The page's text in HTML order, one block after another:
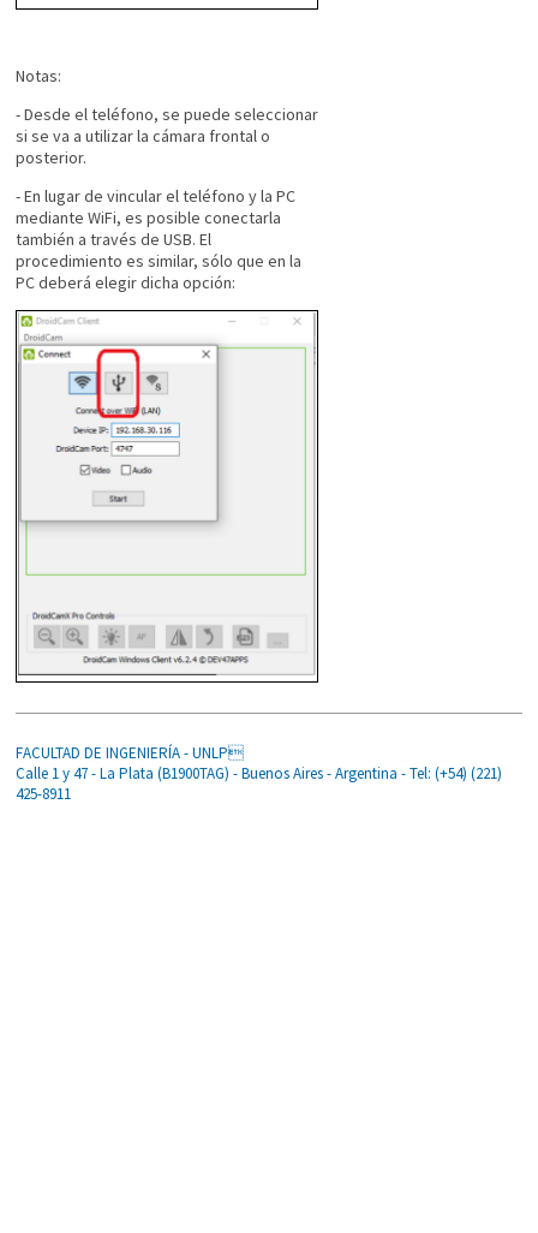
Notas:
- Desde el teléfono, se puede seleccionar
si se va a utilizar la cámara frontal o
posterior.
- En lugar de vincular el teléfono y la PC
mediante WiFi, es posible conectarla
también a través de USB. El
procedimiento es similar, sólo que en la
PC deberá elegir dicha opción:
FACULTAD DE INGENIERÍA - UNLP
Calle 1 y 47 - La Plata (B1900TAG) - Buenos Aires - Argentina - Tel: (+54) (221)
425-8911